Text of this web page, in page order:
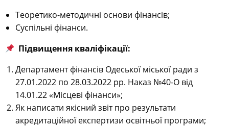
Теоретико-методичні основи фінансів;
Суспільні фінанси.
Підвищення кваліфікації:
Департамент фінансів Одеської міської ради з
27.01.2022 по 28.03.2022 рр. Наказ №40-О від
14.01.22 «Місцеві фінанси»;
Як написати якісний звіт про результати
акредитаційної експертизи освітньої програми;